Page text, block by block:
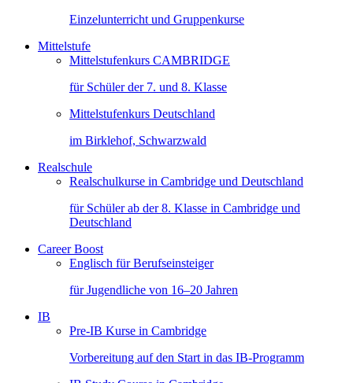
Einzelunterricht und Gruppenkurse
Mittelstufe
Mittelstufenkurs CAMBRIDGE
für Schüler der 7. und 8. Klasse
Mittelstufenkurs Deutschland
im Birklehof, Schwarzwald
Realschule
Realschulkurse in Cambridge und Deutschland
für Schüler ab der 8. Klasse in Cambridge und
Deutschland
Career Boost
Englisch für Berufseinsteiger
für Jugendliche von 16–20 Jahren
IB
Pre-IB Kurse in Cambridge
Vorbereitung auf den Start in das IB-Programm